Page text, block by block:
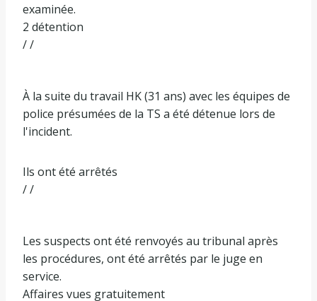
examinée.
2 détention
/ /
À la suite du travail HK (31 ans) avec les équipes de
police présumées de la TS a été détenue lors de
l'incident.
Ils ont été arrêtés
/ /
Les suspects ont été renvoyés au tribunal après
les procédures, ont été arrêtés par le juge en
service.
Affaires vues gratuitement